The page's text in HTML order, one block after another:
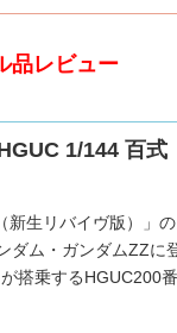
品レビュー
1/144 百
新生リバイヴ版）」
ダム・ガンダムZZに
搭乗するHGUC200